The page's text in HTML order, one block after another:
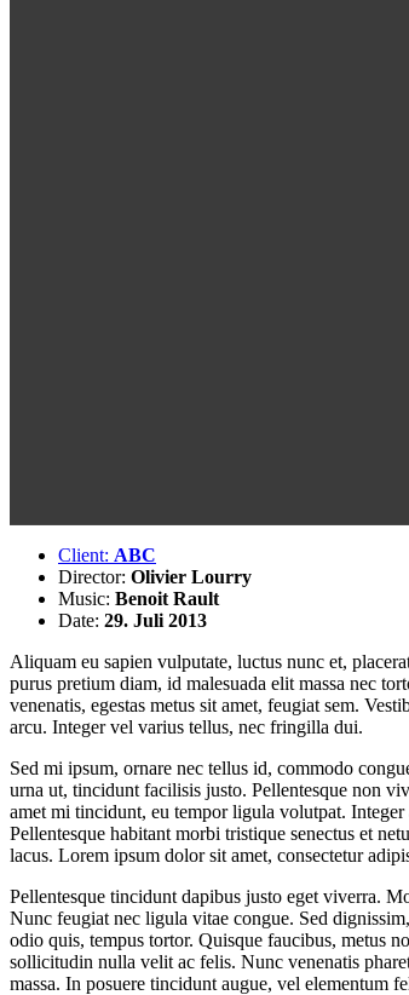
Client: ABC
Director: Olivier Lourry
Music: Benoit Rault
Date: 29. Juli 2013
Aliquam eu sapien vulputate, luctus nunc et,
purus pretium diam, id malesuada elit massa nec
venenatis, egestas metus sit amet, feugiat sem.
arcu. Integer vel varius tellus, nec fringilla dui.
Sed mi ipsum, ornare nec tellus id, commodo
urna ut, tincidunt facilisis justo. Pellentesque non
amet mi tincidunt, eu tempor ligula volutpat.
Pellentesque habitant morbi tristique senectus et
lacus. Lorem ipsum dolor sit amet, consectetur
Pellentesque tincidunt dapibus justo eget viverra.
Nunc feugiat nec ligula vitae congue. Sed
odio quis, tempus tortor. Quisque faucibus, metus
sollicitudin nulla velit ac felis. Nunc venenatis
massa. In posuere tincidunt augue, vel elementum